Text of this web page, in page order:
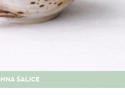
ŠALICE